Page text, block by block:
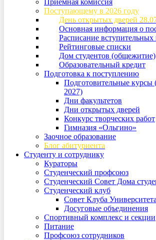
Приемная комиссия
Поступающему в 2026 году
День открытых дверей
Основная информация о
Расписание
Рейтинговые списки
Дом студентов (общежитие)
Образовательный кредит
Подготовка к поступлению
Подготовительные
2027)
Дни факультетов
Дни открытых дверей
Конкурс творческих работ
Гимназия «Ольгино»
Заочное образование
Блог абитуриента
Студенту и сотруднику
Кураторы
Студенческий профсоюз
Студенческий Совет Дома
Студенческий клуб
Совет Клуба Университета
Досуговые объединения
Спортивный комплекс и секции
Питание
Профсоюз сотрудников